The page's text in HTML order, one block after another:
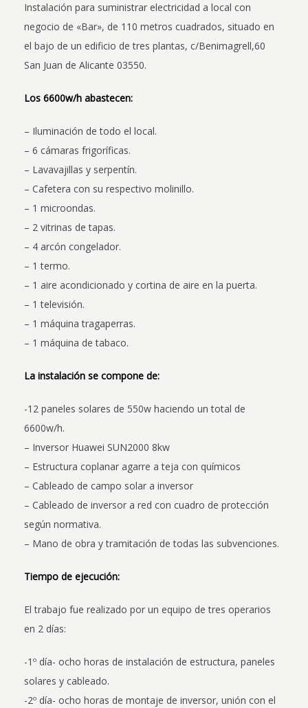
Instalación para suministrar electricidad a local con
negocio de «Bar», de 110 metros cuadrados, situado en
el bajo de un edificio de tres plantas, c/Benimagrell,60
San Juan de Alicante 03550.
Los 6600w/h abastecen:
– Iluminación de todo el local.
– 6 cámaras frigoríficas.
– Lavavajillas y serpentín.
– Cafetera con su respectivo molinillo.
– 1 microondas.
– 2 vitrinas de tapas.
– 4 arcón congelador.
– 1 termo.
– 1 aire acondicionado y cortina de aire en la puerta.
– 1 televisión.
– 1 máquina tragaperras.
– 1 máquina de tabaco.
La instalación se compone de:
-12 paneles solares de 550w haciendo un total de
6600w/h.
– Inversor Huawei SUN2000 8kw
– Estructura coplanar agarre a teja con químicos
– Cableado de campo solar a inversor
– Cableado de inversor a red con cuadro de protección
según normativa.
– Mano de obra y tramitación de todas las subvenciones.
Tiempo de ejecución:
El trabajo fue realizado por un equipo de tres operarios
en 2 días:
-1º día- ocho horas de instalación de estructura, paneles
solares y cableado.
-2º día- ocho horas de montaje de inversor, unión con el